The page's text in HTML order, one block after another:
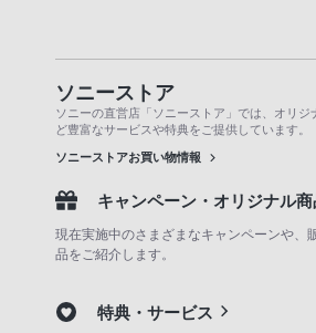
ソニーストア
ソニーの直営店「ソニーストア」では、オリジ
ど豊富なサービスや特典をご提供しています。
ソニーストアお買い物情報
キャンペーン・オリジナル商
現在実施中のさまざまなキャンペーンや、
品をご紹介します。
特典・サービス